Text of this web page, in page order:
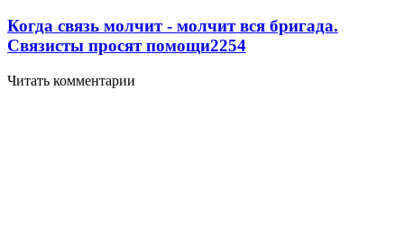
Когда связь молчит - молчит вся бригада.
Связисты просят помощи2254
Читать комментарии